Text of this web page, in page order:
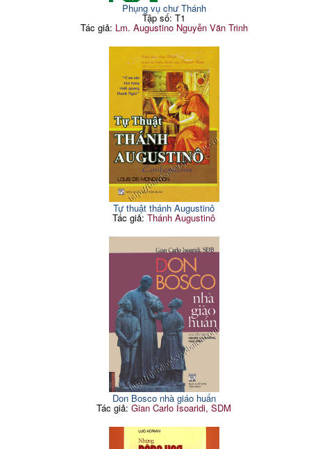
Phụng vụ chư Thánh
Tập số: T1
Tác giả: Lm. Augustino Nguyễn Văn Trinh
Tự thuật thánh Augustinô
Tác giả:Thánh Augustinô
Don Bosco nhà giáo huấn
Tác giả:Gian Carlo Isoaridi, SDM